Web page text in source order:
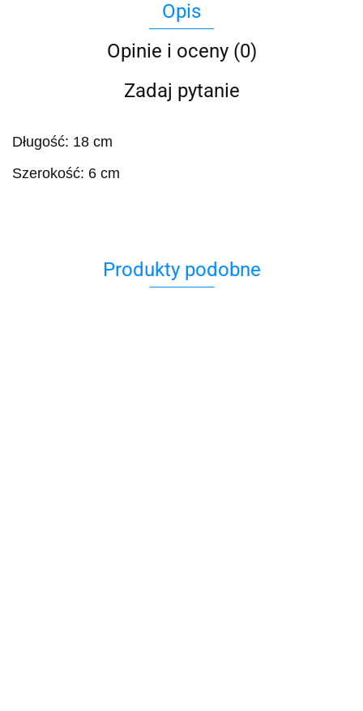
Opis
Opinie i oceny (0)
Zadaj pytanie
Długość: 18 cm
Szerokość: 6 cm
Produkty podobne